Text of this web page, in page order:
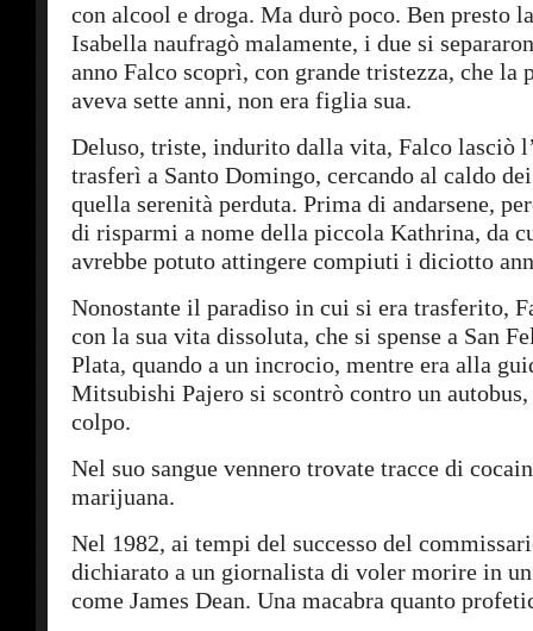
con alcool e droga. Ma durò poco. Ben presto
Isabella naufragò malamente, i due si
anno Falco scoprì, con grande tristezza, che la
aveva sette anni, non era figlia sua.
Deluso, triste, indurito dalla vita, Falco lasciò
trasferì a Santo Domingo, cercando al caldo
quella serenità perduta. Prima di andarsene,
di risparmi a nome della piccola Kathrina, da
avrebbe potuto attingere compiuti i diciotto
Nonostante il paradiso in cui si era trasferito,
con la sua vita dissoluta, che si spense a San
Plata, quando a un incrocio, mentre era alla
Mitsubishi Pajero si scontrò contro un
colpo.
Nel suo sangue vennero trovate tracce di
marijuana.
Nel 1982, ai tempi del successo del
dichiarato a un giornalista di voler morire in
come James Dean. Una macabra quanto